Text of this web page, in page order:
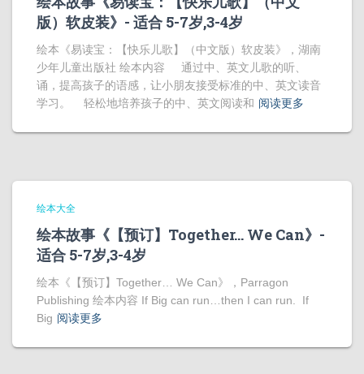
版）软皮装》- 适合 5-7岁,3-4岁
绘本《易读宝：【快乐儿歌】（中文版）软皮装》，湖南
少年儿童出版社 绘本内容 通过中、英文儿歌的听、
诵，提高孩子的语感，让小朋友接受标准的中、英文读音
学习。 轻松地培养孩子的中、英文阅读和 阅读更多
绘本大全
绘本故事《【预订】Together… We Can》-
适合 5-7岁,3-4岁
绘本《【预订】Together… We Can》，Parragon
Publishing 绘本内容 If Big can run…then I can run. If
Big 阅读更多